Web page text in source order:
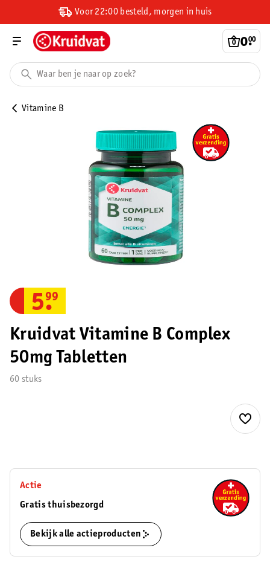
Voor 22:00 besteld, morgen in huis
0.
00
Vitamine B
Kruidvat Vitamine B Complex
50mg Tabletten
60 stuks
5.
99
Actie
Gratis thuisbezorgd
Bekijk alle actieproducten